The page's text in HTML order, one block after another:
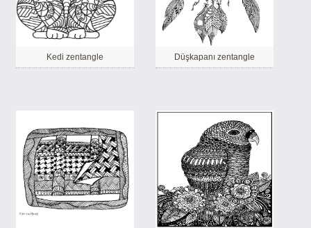
Kedi zentangle Düşkapanı zentangle